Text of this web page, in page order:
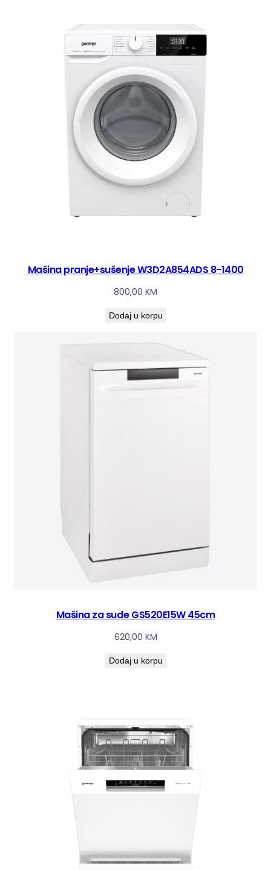
Mašina pranje+sušenje W3D2A854ADS 8-1400
800,00 KM
Dodaj u korpu
Mašina za suđe GS520E15W 45cm
620,00 KM
Dodaj u korpu